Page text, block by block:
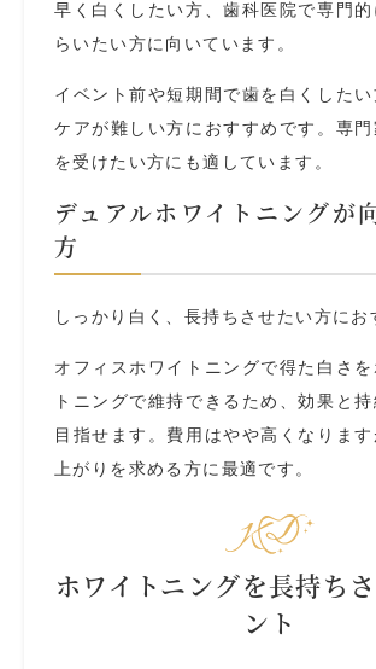
早く白くしたい方、歯科医院で専門的
らいたい方に向いています。
イベント前や短期間で歯を白くした
ケアが難しい方におすすめです。専
を受けたい方にも適しています。
デュアルホワイトニングが
方
しっかり白く、長持ちさせたい方にお
オフィスホワイトニングで得た白さ
トニングで維持できるため、効果と
目指せます。費用はやや高くなりま
上がりを求める方に最適です。
ホワイトニングを長持ち
ント